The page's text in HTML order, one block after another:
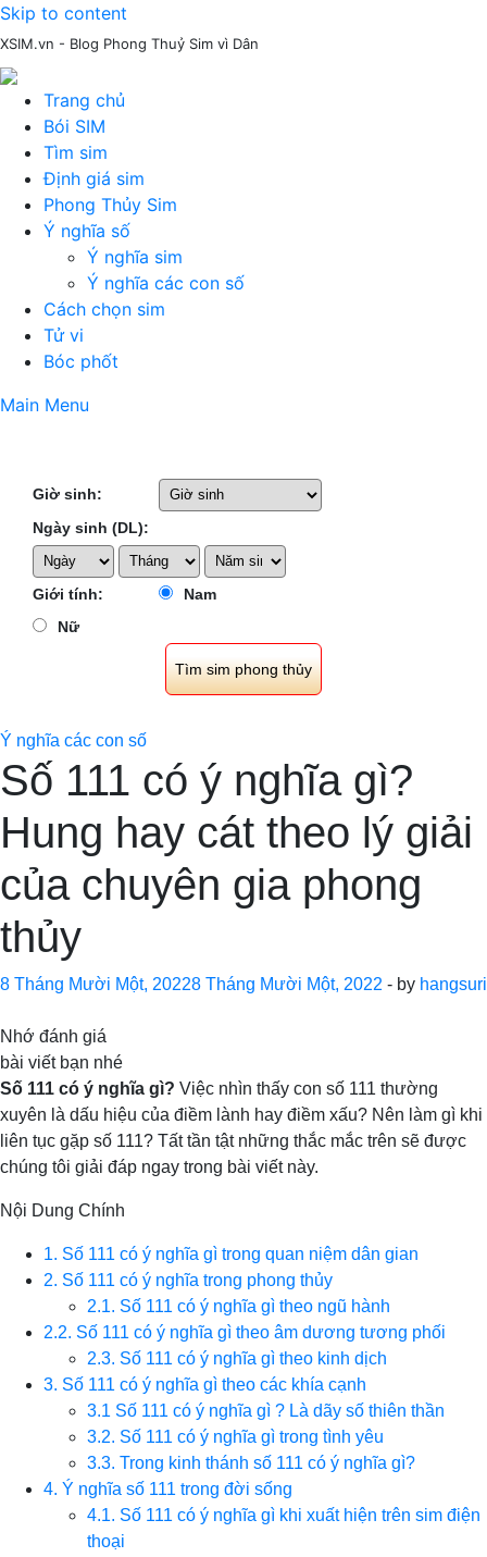
Skip to content
XSIM.vn - Blog Phong Thuỷ Sim vì Dân
Trang chủ
Bói SIM
Tìm sim
Định giá sim
Phong Thủy Sim
Ý nghĩa số
Ý nghĩa sim
Ý nghĩa các con số
Cách chọn sim
Tử vi
Bóc phốt
Main Menu
Giờ sinh:
Ngày sinh (DL):
Giới tính:
Nam
Nữ
Ý nghĩa các con số
Số 111 có ý nghĩa gì?
Hung hay cát theo lý giải
của chuyên gia phong
thủy
8 Tháng Mười Một, 20228 Tháng Mười Một, 2022 - by hangsuri
Nhớ đánh giá
bài viết bạn nhé
Số 111 có ý nghĩa gì? Việc nhìn thấy con số 111 thường
xuyên là dấu hiệu của điềm lành hay điềm xấu? Nên làm gì khi
liên tục gặp số 111? Tất tần tật những thắc mắc trên sẽ được
chúng tôi giải đáp ngay trong bài viết này.
Nội Dung Chính
1. Số 111 có ý nghĩa gì trong quan niệm dân gian
2. Số 111 có ý nghĩa trong phong thủy
2.1. Số 111 có ý nghĩa gì theo ngũ hành
2.2. Số 111 có ý nghĩa gì theo âm dương tương phối
2.3. Số 111 có ý nghĩa gì theo kinh dịch
3. Số 111 có ý nghĩa gì theo các khía cạnh
3.1 Số 111 có ý nghĩa gì ? Là dãy số thiên thần
3.2. Số 111 có ý nghĩa gì trong tình yêu
3.3. Trong kinh thánh số 111 có ý nghĩa gì?
4. Ý nghĩa số 111 trong đời sống
4.1. Số 111 có ý nghĩa gì khi xuất hiện trên sim điện
thoại